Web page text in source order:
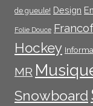
de gueule! Design
Folie Douce
Hockey
MR
Snowboard